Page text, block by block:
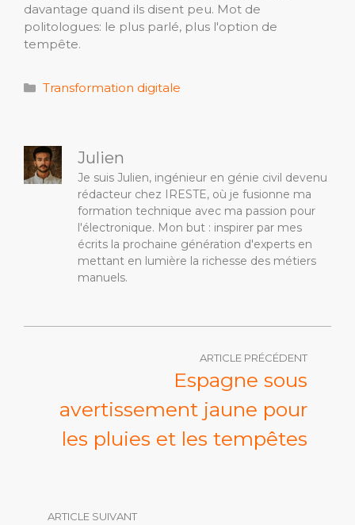
davantage quand ils disent peu. Mot de
politologues: le plus parlé, plus l'option de
tempête.
Catégories
Transformation digitale
Julien
Je suis Julien, ingénieur en génie civil devenu
rédacteur chez IRESTE, où je fusionne ma
formation technique avec ma passion pour
l'électronique. Mon but : inspirer par mes
écrits la prochaine génération d'experts en
mettant en lumière la richesse des métiers
manuels.
ARTICLE PRÉCÉDENT
Espagne sous
avertissement jaune pour
les pluies et les tempêtes
ARTICLE SUIVANT